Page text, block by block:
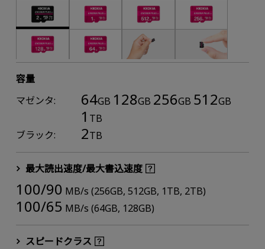
容量
マゼンタ:
64GB 128GB 256GB 512GB
1 TB
ブラック:
2TB
最大読出速度/最大書込速度
100/90 MB/s (256GB, 512GB, 1TB, 2TB)
100/65 MB/s (64GB, 128GB)
スピードクラス